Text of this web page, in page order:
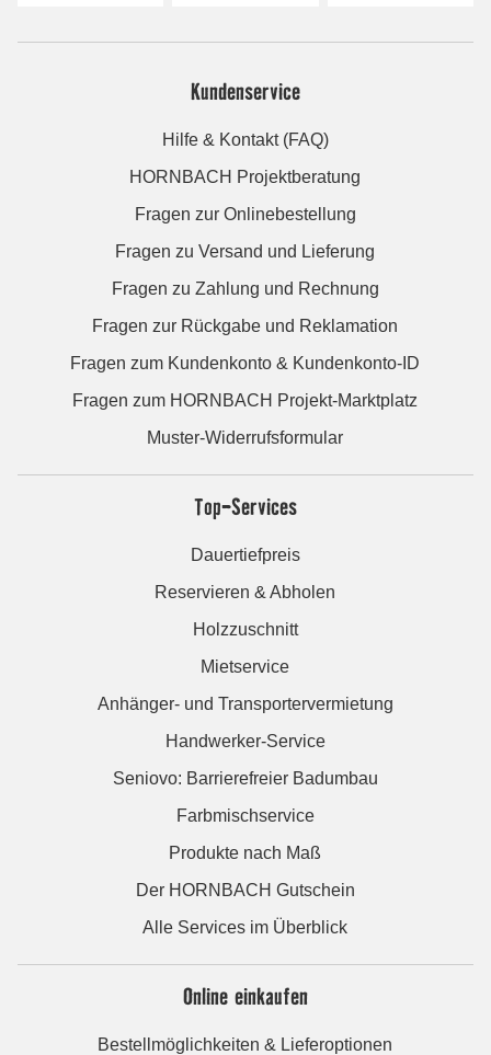
Kundenservice
Hilfe & Kontakt (FAQ)
HORNBACH Projektberatung
Fragen zur Onlinebestellung
Fragen zu Versand und Lieferung
Fragen zu Zahlung und Rechnung
Fragen zur Rückgabe und Reklamation
Fragen zum Kundenkonto & Kundenkonto-ID
Fragen zum HORNBACH Projekt-Marktplatz
Muster-Widerrufsformular
Top-Services
Dauertiefpreis
Reservieren & Abholen
Holzzuschnitt
Mietservice
Anhänger- und Transportervermietung
Handwerker-Service
Seniovo: Barrierefreier Badumbau
Farbmischservice
Produkte nach Maß
Der HORNBACH Gutschein
Alle Services im Überblick
Online einkaufen
Bestellmöglichkeiten & Lieferoptionen